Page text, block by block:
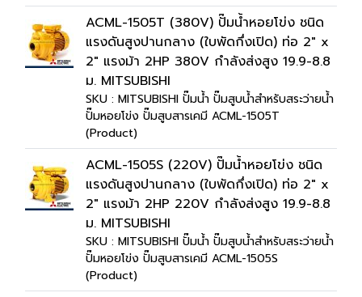
ACML-1505T (380V) ปั๊มน้ำหอยโข่ง ชนิด
แรงดันสูงปานกลาง (ใบพัดกึ่งเปิด) ท่อ 2" x
2" แรงม้า 2HP 380V กำลังส่งสูง 19.9-8.8
ม. MITSUBISHI
SKU : MITSUBISHI ปั๊มน้ำ ปั๊มสูบน้ำสำหรับสระว่ายน้ำ
ปั๊มหอยโข่ง ปั๊มสูบสารเคมี ACML-1505T
(Product)
ACML-1505S (220V) ปั๊มน้ำหอยโข่ง ชนิด
แรงดันสูงปานกลาง (ใบพัดกึ่งเปิด) ท่อ 2" x
2" แรงม้า 2HP 220V กำลังส่งสูง 19.9-8.8
ม. MITSUBISHI
SKU : MITSUBISHI ปั๊มน้ำ ปั๊มสูบน้ำสำหรับสระว่ายน้ำ
ปั๊มหอยโข่ง ปั๊มสูบสารเคมี ACML-1505S
(Product)